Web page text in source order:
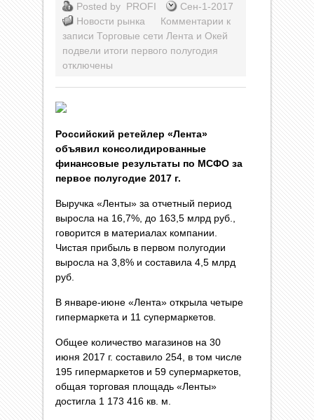
Posted by PROFI
Сен-1-2017
Новости рынка
Комментарии к
записи Торговые сети Лента и Окей
подвели итоги первого полугодия
отключены
Российский ретейлер «Лента»
объявил консолидированные
финансовые результаты по МСФО за
первое полугодие 2017 г.
Выручка «Ленты» за отчетный период
выросла на 16,7%, до 163,5 млрд руб.,
говорится в материалах компании.
Чистая прибыль в первом полугодии
выросла на 3,8% и составила 4,5 млрд
руб.
В январе-июне «Лента» открыла четыре
гипермаркета и 11 супермаркетов.
Общее количество магазинов на 30
июня 2017 г. составило 254, в том числе
195 гипермаркетов и 59 супермаркетов,
общая торговая площадь «Ленты»
достигла 1 173 416 кв. м.